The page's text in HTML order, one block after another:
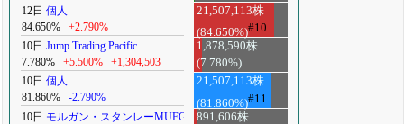
12日 個人
84.650%
+2.790%
21,507,113株
(84.650%)#10
10日 Jump Trading Pacific
7.780%
+5.500% +1,304,503
1,878,590株
(7.780%)
10日 個人
81.860%
-2.790%
21,507,113株
(81.860%)#11
10日 モルガン・スタンレーMUFG
891,606株